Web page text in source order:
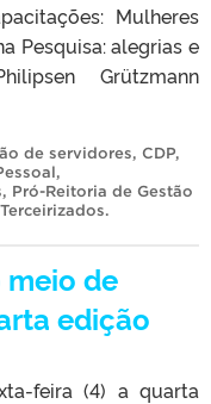
Mulheres
Pesquisa: alegrias e
Grützmann
de servidores, CDP,
,
, Pró-Reitoria de Gestão
Terceirizados.
de
edição
feira (4) a quarta